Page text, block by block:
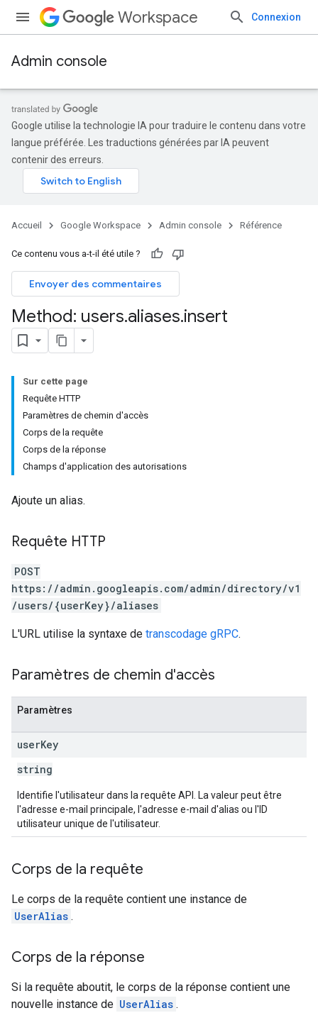
Workspace Connexion
Admin console
Google utilise la technologie IA pour traduire le contenu dans votre
langue préférée. Les traductions générées par IA peuvent
contenir des erreurs.
Accueil Google Workspace Admin console Référence
Ce contenu vous a-t-il été utile ?
Envoyer des commentaires
Method: users.aliases.insert
Sur cette page
Requête HTTP
Paramètres de chemin d'accès
Corps de la requête
Corps de la réponse
Champs d'application des autorisations
Ajoute un alias.
Requête HTTP
POST
https://admin.googleapis.com/admin/directory/v1
/users/{userKey}/aliases
L'URL utilise la syntaxe de transcodage gRPC.
Paramètres de chemin d'accès
Paramètres
userKey
string
Identifie l'utilisateur dans la requête API. La valeur peut être
l'adresse e-mail principale, l'adresse e-mail d'alias ou l'ID
utilisateur unique de l'utilisateur.
Corps de la requête
Le corps de la requête contient une instance de
UserAlias .
Corps de la réponse
Si la requête aboutit, le corps de la réponse contient une
nouvelle instance de UserAlias .